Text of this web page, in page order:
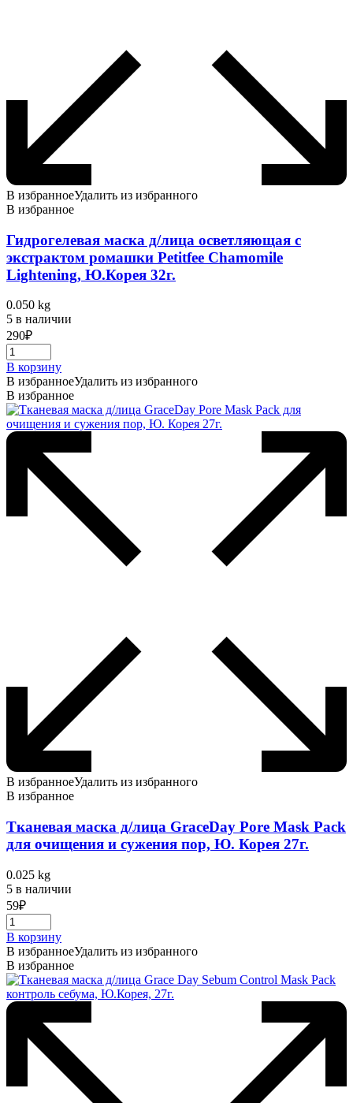
В избранноеУдалить из избранного
В избранное
Гидрогелевая маска д/лица осветляющая с
экстрактом ромашки Petitfee Chamomile
Lightening, Ю.Корея 32г.
0.050 kg
5 в наличии
290₽
В корзину
В избранноеУдалить из избранного
В избранное
В избранноеУдалить из избранного
В избранное
Тканевая маска д/лица GraceDay Pore Mask Pack
для очищения и сужения пор, Ю. Корея 27г.
0.025 kg
5 в наличии
59₽
В корзину
В избранноеУдалить из избранного
В избранное